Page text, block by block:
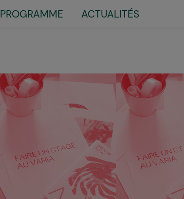
Little
menu
PROGRAMME
ACTUALITÉS